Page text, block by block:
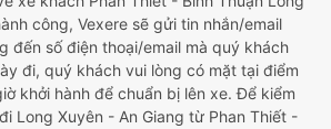
công, Vexere sẽ gửi tin nhắn/email
đến số điện thoại/email mà quý khách
đi, quý khách vui lòng có mặt tại điểm
khởi hành để chuẩn bị lên xe. Để kiểm
Long Xuyên - An Giang từ Phan Thiết -